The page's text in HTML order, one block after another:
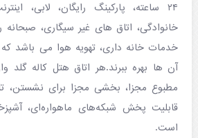
جاذبه‌های
گردشگری
۲۴ ساعته، پارکینگ رایگان، لابی،
خانوادگی، اتاق های غیر سیگاری، صبحانه
خدمات خانه داری، تهویه هوا می باشد که
آن ها بهره ببرند.هر اتاق هتل کاله گلد
مطبوع مجزا، بخشی مجزا برای نشستن،
قابلیت پخش شبکه‌های ماهواره‌ای،
است.